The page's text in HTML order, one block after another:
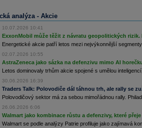
analýza - Akcie
10.07.2026 10:41
ExxonMobil může těžit z návratu geopolitických rizik.
Energetické akcie patří letos mezi nejvýkonnější segmenty
02.07.2026 10:55
AstraZeneca jako sázka na defenzivu mimo AI
Letos dominovaly trhům akcie spojené s umělou inteligencí,
30.06.2026 16:39
Traders Talk: Polovodiče dál táhnou trh, ale rally se
Polovodičový sektor má za sebou mimořádnou rally.
26.06.2026 6:06
Walmart jako kombinace růstu a defenzivy, které
Walmart se podle analýzy Patrie profiluje jako zajímavá